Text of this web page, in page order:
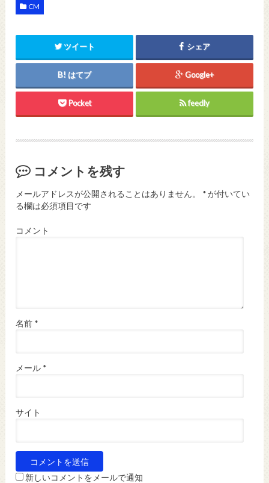
CM
ツイート シェア
はてブ Google+
Pocket feedly
コメントを残す
メールアドレスが公開されることはありません。 *が付いてい
る欄は必須項目です
コメント
名前 *
メール *
サイト
新しいコメントをメールで通知